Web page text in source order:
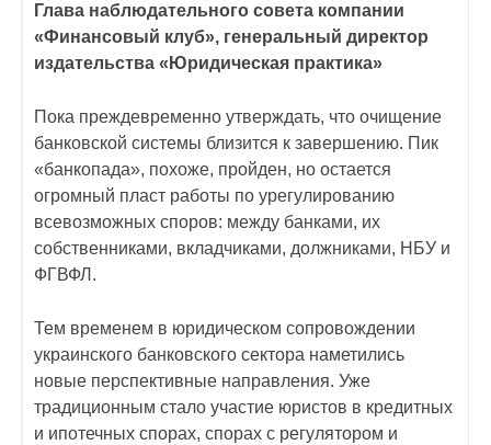
Глава наблюдательного совета компании
«Финансовый клуб», генеральный директор
издательства «Юридическая практика»
Пока преждевременно утверждать, что очищение
банковской системы близится к завершению. Пик
«банкопада», похоже, пройден, но остается
огромный пласт работы по урегулированию
всевозможных споров: между банками, их
собственниками, вкладчиками, должниками, НБУ и
ФГВФЛ.
Тем временем в юридическом сопровождении
украинского банковского сектора наметились
новые перспективные направления. Уже
традиционным стало участие юристов в кредитных
и ипотечных спорах, спорах с регулятором и